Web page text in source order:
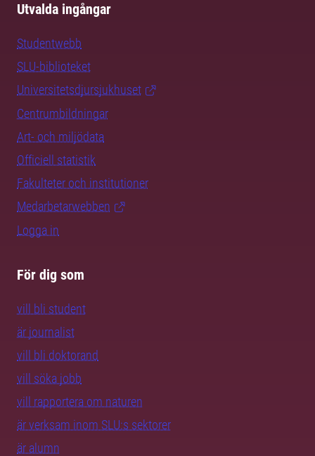
Utvalda ingångar
Studentwebb
SLU-biblioteket
Universitetsdjursjukhuset
Centrumbildningar
Art- och miljödata
Officiell statistik
Fakulteter och institutioner
Medarbetarwebben
Logga in
För dig som
vill bli student
är journalist
vill bli doktorand
vill söka jobb
vill rapportera om naturen
är verksam inom SLU:s sektorer
är alumn